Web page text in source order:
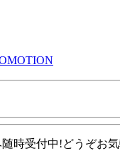
時受付中!どうぞお